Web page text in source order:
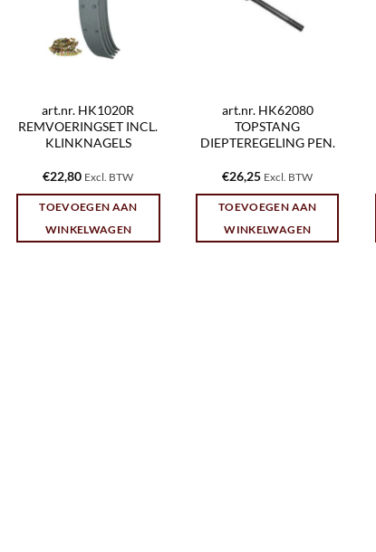
art.nr. HK1020R
REMVOERINGSET INCL.
KLINKNAGELS
€22,80 Excl. BTW
TOEVOEGEN AAN
WINKELWAGEN
art.nr. HK62080
TOPSTANG
DIEPTEREGELING PEN.
€26,25 Excl. BTW
TOEVOEGEN AAN
WINKELWAGEN